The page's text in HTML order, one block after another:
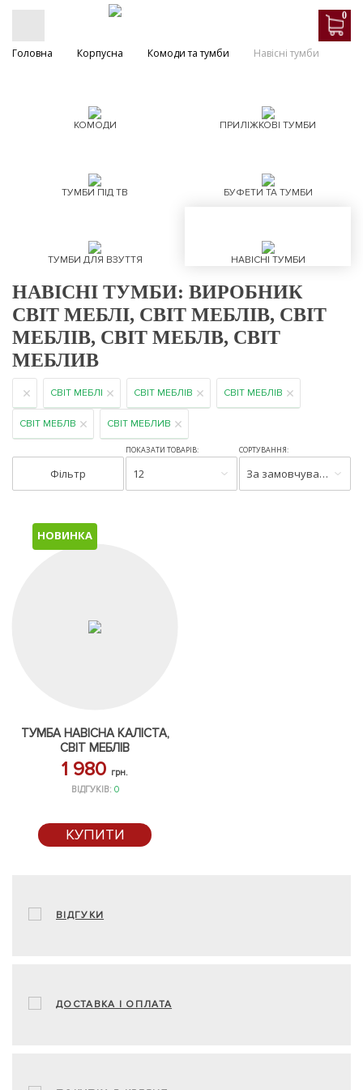
0
Головна Корпусна Комоди та тумби Навісні тумби
КОМОДИ ПРИЛІЖКОВІ ТУМБИ
ТУМБИ ПІД ТВ БУФЕТИ ТА ТУМБИ
ТУМБИ ДЛЯ ВЗУТТЯ НАВІСНІ ТУМБИ
НАВІСНІ ТУМБИ: ВИРОБНИК
СВІТ МЕБЛІ, СВІТ МЕБЛІВ, СВІТ
МЕБЛІВ, СВІТ МЕБЛВ, СВІТ
МЕБЛИВ
СВІТ МЕБЛІ СВІТ МЕБЛІВ СВІТ МЕБЛІВ
СВІТ МЕБЛВ СВІТ МЕБЛИВ
Фільтр
ПОКАЗАТИ ТОВАРІВ:
12
СОРТУВАННЯ:
За замовчуванням
НОВИНКА
ТУМБА НАВІСНА КАЛІСТА,
СВІТ МЕБЛІВ
1 980 грн.
ВІДГУКІВ: 0
КУПИТИ
ВІДГУКИ
ДОСТАВКА І ОПЛАТА